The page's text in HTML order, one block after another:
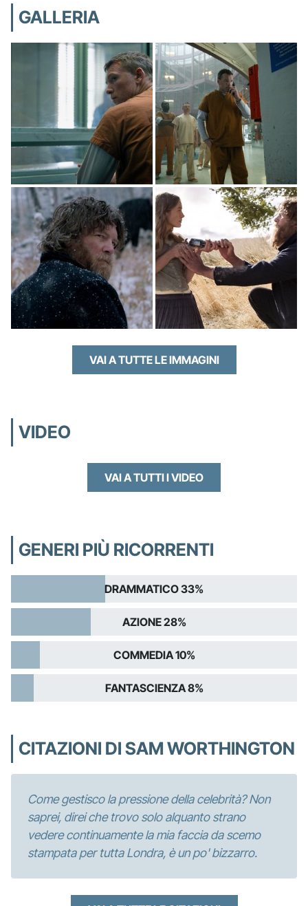
GALLERIA
VAI A TUTTE LE IMMAGINI
VIDEO
VAI A TUTTI I VIDEO
GENERI PIÙ RICORRENTI
DRAMMATICO 33%
AZIONE 28%
COMMEDIA 10%
FANTASCIENZA 8%
CITAZIONI DI SAM WORTHINGTON
Come gestisco la pressione della celebrità? Non
saprei, direi che trovo solo alquanto strano
vedere continuamente la mia faccia da scemo
stampata per tutta Londra, è un po' bizzarro.